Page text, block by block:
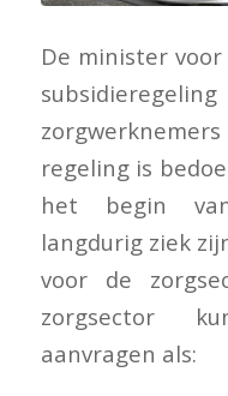
De minister
regeling is
het begin
langdurig ziek
voor de
zorgsector
aanvragen als: